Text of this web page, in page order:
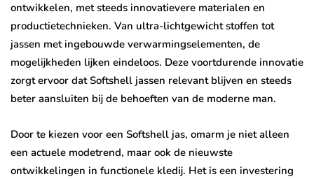
ontwikkelen, met steeds innovatievere materialen en
productietechnieken. Van ultra-lichtgewicht stoffen tot
jassen met ingebouwde verwarmingselementen, de
mogelijkheden lijken eindeloos. Deze voortdurende innovatie
zorgt ervoor dat Softshell jassen relevant blijven en steeds
beter aansluiten bij de behoeften van de moderne man.
Door te kiezen voor een Softshell jas, omarm je niet alleen
een actuele modetrend, maar ook de nieuwste
ontwikkelingen in functionele kledij. Het is een investering